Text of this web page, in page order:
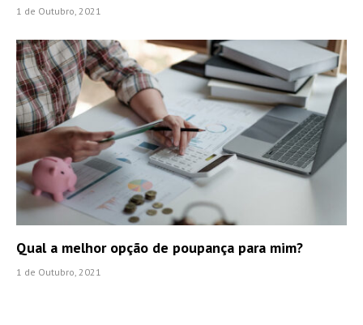
1 de Outubro, 2021
Qual a melhor opção de poupança para mim?
1 de Outubro, 2021